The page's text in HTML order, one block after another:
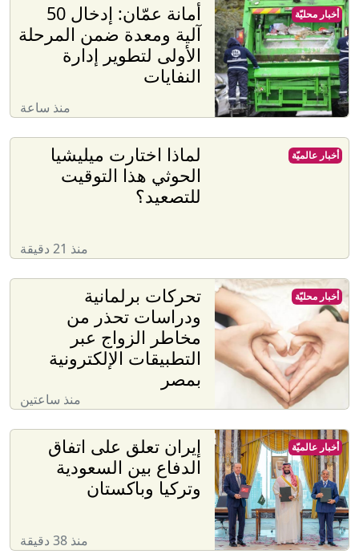
أمانة عمّان: إدخال 50
آلية ومعدة ضمن المرحلة
الأولى لتطوير إدارة
النفايات
منذ ساعة
أخبار محليّة
لماذا اختارت ميليشيا
الحوثي هذا التوقيت
للتصعيد؟
منذ 21 دقيقة
أخبار عالميّة
تحركات برلمانية
ودراسات تحذر من
مخاطر الزواج عبر
التطبيقات الإلكترونية
بمصر
منذ ساعتين
أخبار محليّة
إيران تعلق على اتفاق
الدفاع بين السعودية
وتركيا وباكستان
منذ 38 دقيقة
أخبار عالميّة